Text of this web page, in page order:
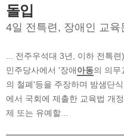
돌입
4일 전특련, 장애인 교육
... 전주우석대 3년, 이하 전특
민주당사에서 '장애아동의 의무
의 철폐'등을 주장하며 밤샘단
에서 국회에 제출한 교육법 개
제 또는 유예할...